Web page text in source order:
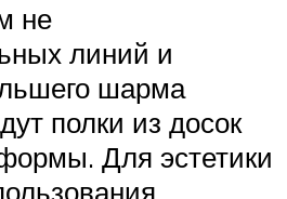
не
линий и
шарма
полки из досок
Для эстетики